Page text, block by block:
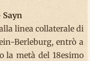
linea collaterale di
Berleburg, entrò a
la metà del 18esimo